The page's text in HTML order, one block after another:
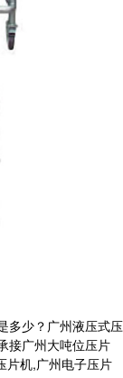
多少？广州液压式压
接广州大吨位压片
片机,广州电子压片